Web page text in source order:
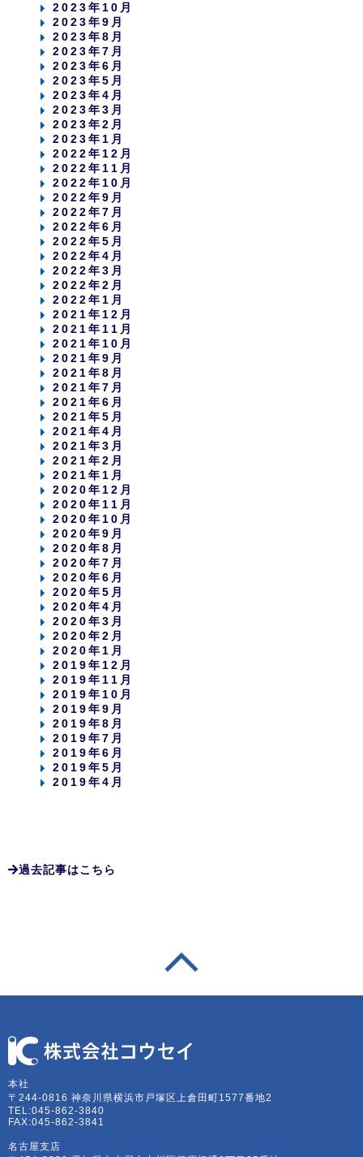
2023年10月
2023年9月
2023年8月
2023年7月
2023年6月
2023年5月
2023年4月
2023年3月
2023年2月
2023年1月
2022年12月
2022年11月
2022年10月
2022年9月
2022年7月
2022年6月
2022年5月
2022年4月
2022年3月
2022年2月
2022年1月
2021年12月
2021年11月
2021年10月
2021年9月
2021年8月
2021年7月
2021年6月
2021年5月
2021年4月
2021年3月
2021年2月
2021年1月
2020年12月
2020年11月
2020年10月
2020年9月
2020年8月
2020年7月
2020年6月
2020年5月
2020年4月
2020年3月
2020年2月
2020年1月
2019年12月
2019年11月
2019年10月
2019年9月
2019年8月
2019年7月
2019年6月
2019年5月
2019年4月
過去記事はこちら
本社
〒244-0816 神奈川県横浜市戸塚区上倉田町1577番地2
TEL:045-862-3840
FAX:045-862-3841
名古屋支店